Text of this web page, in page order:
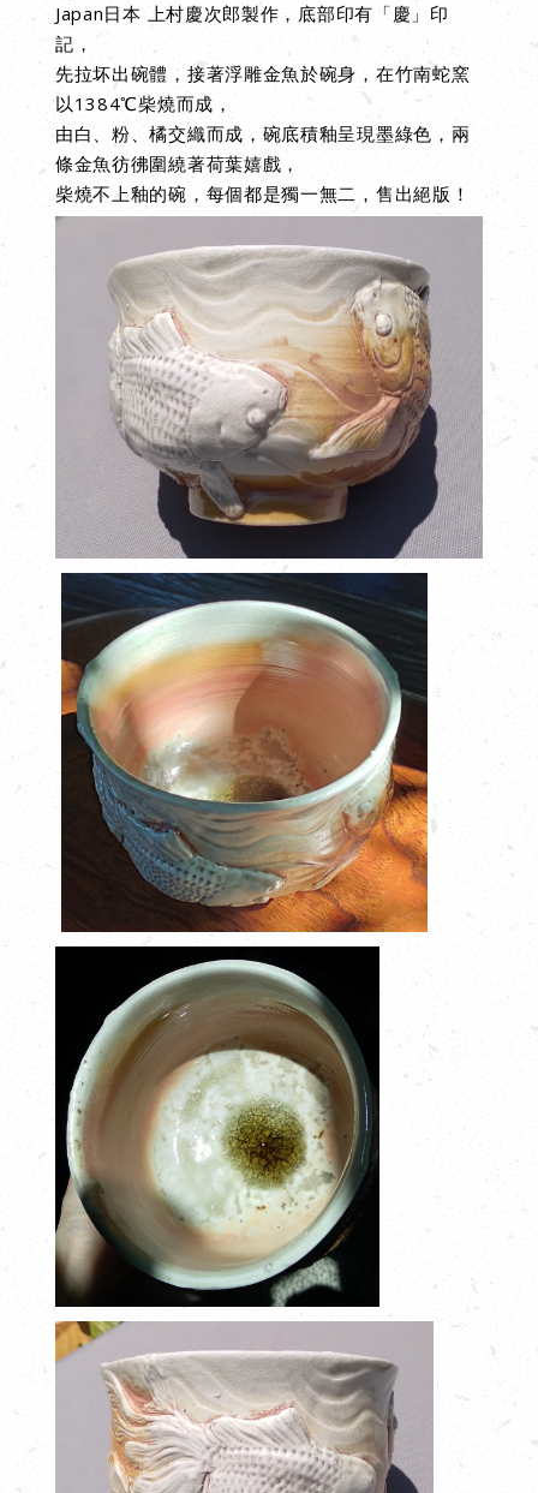
Japan日本 上村慶次郎製作， 底部印有「慶」印
記，
先拉坏出碗體，接著浮雕金魚於碗身，在竹南蛇窯
以1384℃柴燒而成 ，
由白、粉、橘交織而成，碗底積釉呈現墨綠色，兩
條金魚彷彿圍繞著荷葉嬉戲 ，
柴燒不上釉的碗，每個都是獨一無二，售出絕版！